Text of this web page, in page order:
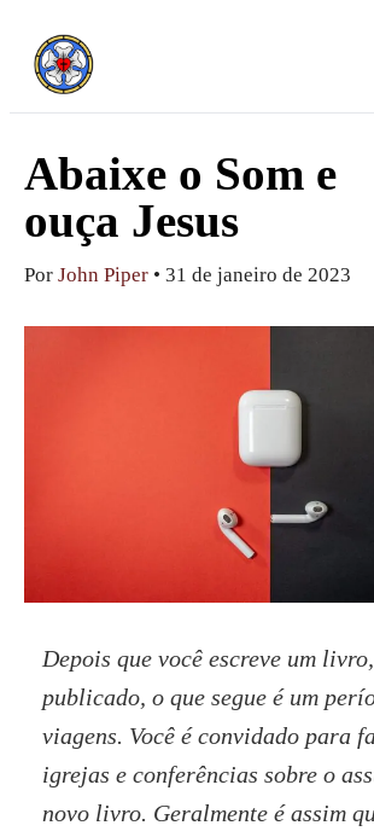
conteúdo
Abaixe o Som e
ouça Jesus
Por John Piper • 31 de janeiro de 2023
Depois que você escreve um
publicado, o que segue é um
viagens. Você é convidado para
igrejas e conferências sobre o
novo livro. Geralmente é assim